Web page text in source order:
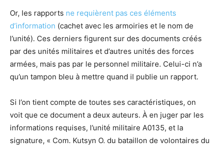
Or, les rapports ne requièrent pas ces éléments
d’information (cachet avec les armoiries et le nom de
l’unité). Ces derniers figurent sur des documents créés
par des unités militaires et d’autres unités des forces
armées, mais pas par le personnel militaire. Celui-ci n’a
qu’un tampon bleu à mettre quand il publie un rapport.
Si l’on tient compte de toutes ses caractéristiques, on
voit que ce document a deux auteurs. À en juger par les
informations requises, l’unité militaire A0135, et la
signature, « Com. Kutsyn O. du bataillon de volontaires du